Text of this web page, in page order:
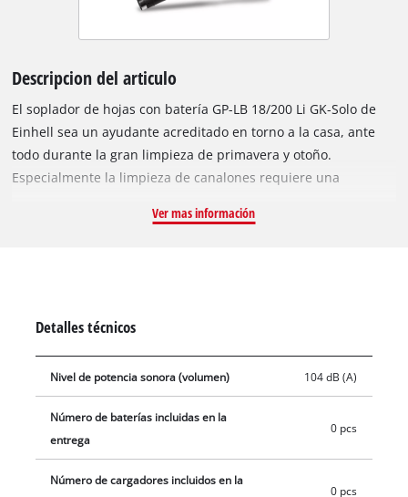
Descripcion del articulo
El soplador de hojas con batería GP-LB 18/200 Li GK-Solo de
Einhell sea un ayudante acreditado en torno a la casa, ante
todo durante la gran limpieza de primavera y otoño.
Especialmente la limpieza de canalones requiere una
para ello. En particular, los canalones ya deben estar libres al
montarse sin herramientas y ofrece ayuda valiosa al limpiar
los canalones. Como miembro de la familia Power X-Change,
todas las baterías de la serie del sistema se pueden combinar
batería de 18 V. La entrega se realiza sin la batería ni el
cargador, estos se pueden adquirir por separado, por
ejemplo, como un práctico set para principiantes. El soplador
Ver mas información
Detalles técnicos
Nivel de potencia sonora (volumen) 104 dB (A)
Número de baterías incluidas en la
entrega
0 pcs
Número de cargadores incluidos en la
0 pcs